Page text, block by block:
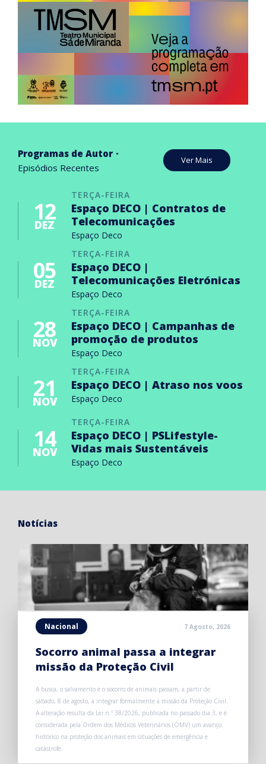
Programas de Autor
Episódios Recentes
Ver Mais
TERÇA-FEIRA
12
DEZ
Espaço DECO | Contratos de
Telecomunicações
Espaço Deco
TERÇA-FEIRA
05
DEZ
Espaço DECO |
Telecomunicações Eletrónicas
Espaço Deco
TERÇA-FEIRA
28
NOV
Espaço DECO | Campanhas de
promoção de produtos
Espaço Deco
TERÇA-FEIRA
21
NOV
Espaço DECO | Atraso nos voos
Espaço Deco
TERÇA-FEIRA
14
NOV
Espaço DECO | PSLifestyle-
Vidas mais Sustentáveis
Espaço Deco
Notícias
Nacional 7 Agosto, 2026
Socorro animal passa a integrar
missão da Proteção Civil
A busca, o salvamento e o socorro de animais passam, a partir de
sábado, 8 de agosto, a integrar formalmente a missão da Proteção Civil.
A alteração resulta da Lei n.º 38/2026, publicada no passado dia 3, e é
considerada pela Ordem dos Médicos Veterinários (OMV) um avanço
histórico na proteção dos animais em situações de emergência e
catástrofe.